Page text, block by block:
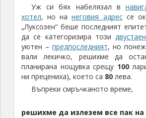
Уж си бях набелязал в
хотел, но нанеговия адрессе
„Луксозен“ беше последният
да се категоризира този
уютен – предпоследният, но
вали лекичко, решихме да
планирана нощувка срещу 100
ни прецениха), което са 80лева.
Въпреки смръчканото време,
решихме да излезем все пак